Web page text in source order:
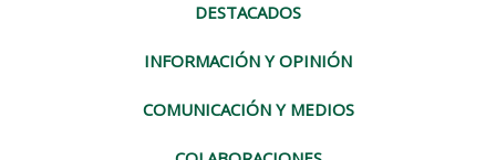
DESTACADOS
INFORMACIÓN Y OPINIÓN
COMUNICACIÓN Y MEDIOS